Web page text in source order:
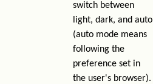
switch between
light, dark, and auto
(auto mode means
following the
preference set in
the user's browser).